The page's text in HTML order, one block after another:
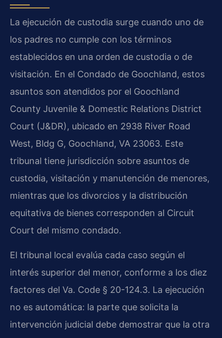
La ejecución de custodia surge cuando uno de
los padres no cumple con los términos
establecidos en una orden de custodia o de
visitación. En el Condado de Goochland, estos
asuntos son atendidos por el Goochland
County Juvenile & Domestic Relations District
Court (J&DR), ubicado en 2938 River Road
West, Bldg G, Goochland, VA 23063. Este
tribunal tiene jurisdicción sobre asuntos de
custodia, visitación y manutención de menores,
mientras que los divorcios y la distribución
equitativa de bienes corresponden al Circuit
Court del mismo condado.
El tribunal local evalúa cada caso según el
interés superior del menor, conforme a los diez
factores del Va. Code § 20-124.3. La ejecución
no es automática: la parte que solicita la
intervención judicial debe demostrar que la otra